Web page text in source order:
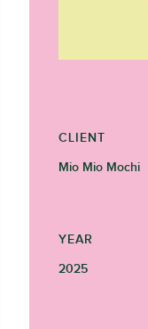
CLIENT
Mio Mio Mochi
YEAR
2025